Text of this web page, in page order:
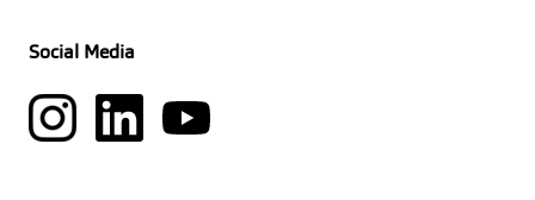
Social Media